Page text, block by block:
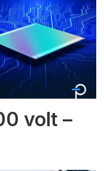
volt –